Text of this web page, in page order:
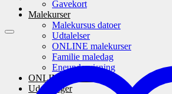
Gavekort
Malekurser
Malekursus datoer
Udtalelser
ONLINE malekurser
Familie maledag
Eneundervisning
ONLINE maleskole
Udstillinger